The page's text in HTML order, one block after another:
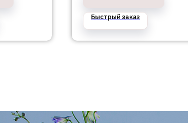
Быстрый заказ